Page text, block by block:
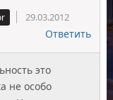
29.03.2012
Ответить
это
не особо